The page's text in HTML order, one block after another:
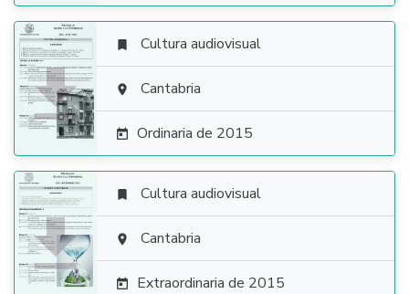

 Cultura audiovisual
 Cantabria
 Ordinaria de 2015

 Cultura audiovisual
 Cantabria
 Extraordinaria de 2015